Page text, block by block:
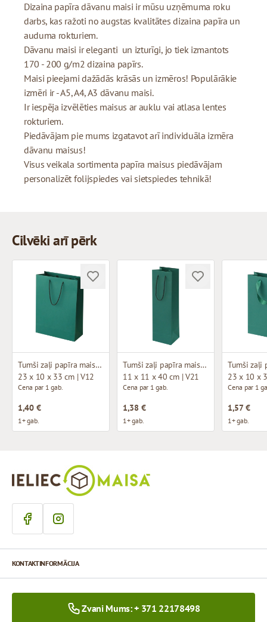
Dizaina papīra dāvanu maisi ir mūsu uzņēmuma roku
darbs, kas ražoti no augstas kvalitātes dizaina papīra un
auduma rokturiem.
Dāvanu maisi ir eleganti un izturīgi, jo tiek izmantots
170 - 200 g/m2 dizaina papīrs.
Maisi pieejami dažādās krāsās un izmēros! Populārākie
izmēri ir - A5, A4, A3 dāvanu maisi.
Ir iespēja izvēlēties maisus ar auklu vai atlasa lentes
rokturiem.
Piedāvājam pie mums izgatavot arī individuāla izmēra
dāvanu maisus!
Visus veikala sortimenta papīra maisus piedāvājam
personalizēt folijspiedes vai sietspiedes tehnikā!
Cilvēki arī pērk
Tumši zaļi papīra maisi ar auduma rokturiem
23 x 10 x 33 cm | V12
Cena par 1 gab.
1,40 €
1+ gab.
Tumši zaļi papīra maisi ar auduma rokturiem
11 x 11 x 40 cm | V21
Cena par 1 gab.
1,38 €
1+ gab.
23 x 10 x
Cena par 1
1,57 €
1+ gab.
KONTAKTINFORMĀCIJA
Zvani Mums: + 371 22178498